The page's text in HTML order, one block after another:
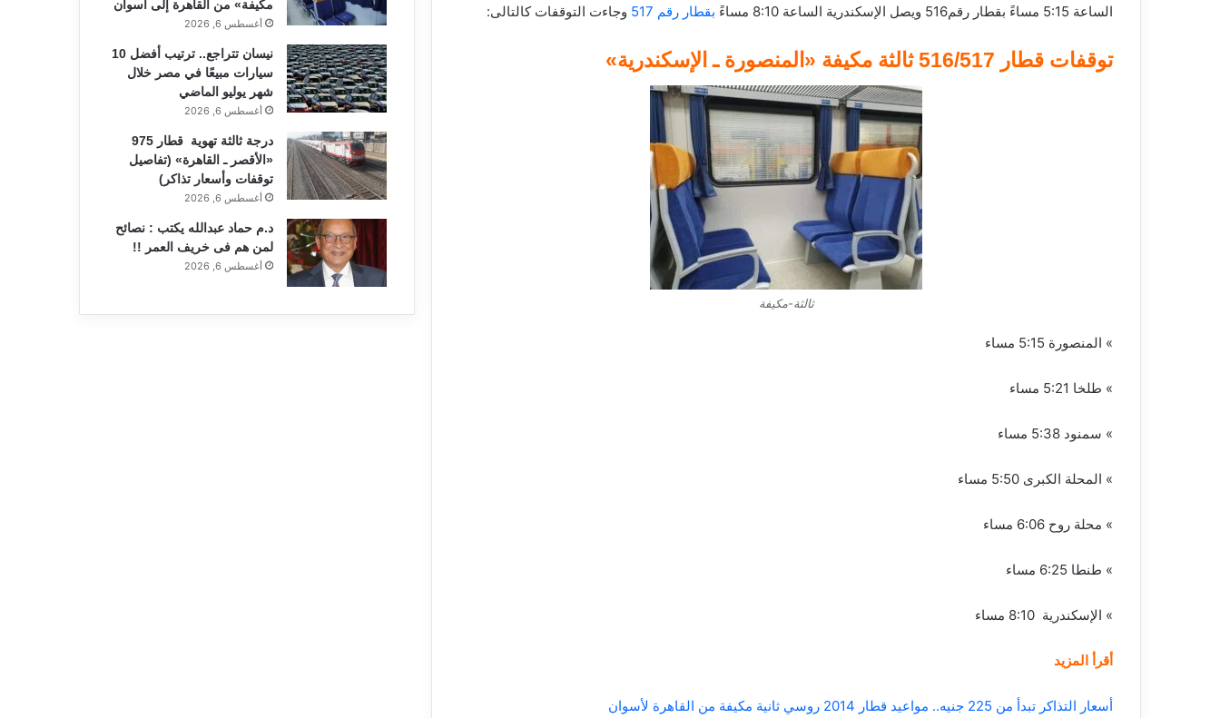
الساعة 5:15 مساءً بقطار رقم516 ويصل الإسكندرية الساعة 8:10 مساءً
بقطار رقم 517 وجاءت التوقفات كالتالى:
توقفات قطار 516/517 ثالثة مكيفة «المنصورة ـ الإسكندرية»
ثالثة-مكيفة
» المنصورة 5:15 مساء
» طلخا 5:21 مساء
» سمنود 5:38 مساء
» المحلة الكبرى 5:50 مساء
» محلة روح 6:06 مساء
» طنطا 6:25 مساء
» الإسكندرية 8:10 مساء
أقرأ المزيد
أسعار التذاكر تبدأ من 225 جنيه.. مواعيد قطار 2014 روسي ثانية مكيفة من القاهرة لأسوان
مكيفة» من القاهرة إلى أسوان
أغسطس 6, 2026
نيسان تتراجع.. ترتيب أفضل 10
سيارات مبيعًا في مصر خلال
شهر يوليو الماضي
أغسطس 6, 2026
درجة ثالثة تهوية قطار 975
«الأقصر ـ القاهرة» (تفاصيل
توقفات وأسعار تذاكر)
أغسطس 6, 2026
د.م حماد عبدالله يكتب : نصائح
لمن هم فى خريف العمر !!
أغسطس 6, 2026